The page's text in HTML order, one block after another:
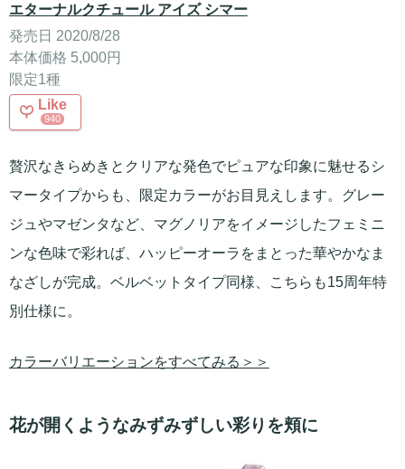
エターナルクチュール アイズ シマー
発売日 2020/8/28
本体価格 5,000円
限定1種
Like
940
贅沢なきらめきとクリアな発色でピュアな印象に魅せるシ
マータイプからも、限定カラーがお目見えします。グレー
ジュやマゼンタなど、マグノリアをイメージしたフェミニ
ンな色味で彩れば、ハッピーオーラをまとった華やかなま
なざしが完成。ベルベットタイプ同様、こちらも15周年特
別仕様に。
カラーバリエーションをすべてみる＞＞
花が開くようなみずみずしい彩りを頬に